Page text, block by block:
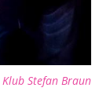
Klub Stefan Braun